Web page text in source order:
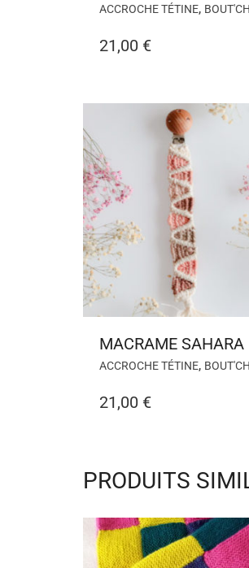
ACCROCHE TÉTINE,
21,00 €
MACRAME SAHARA
ACCROCHE TÉTINE,
21,00 €
PRODUITS